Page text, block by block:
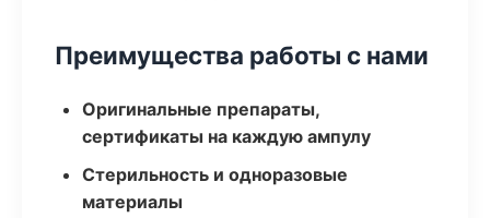
Преимущества работы с нами
Оригинальные препараты,
сертификаты на каждую ампулу
Стерильность и одноразовые
материалы